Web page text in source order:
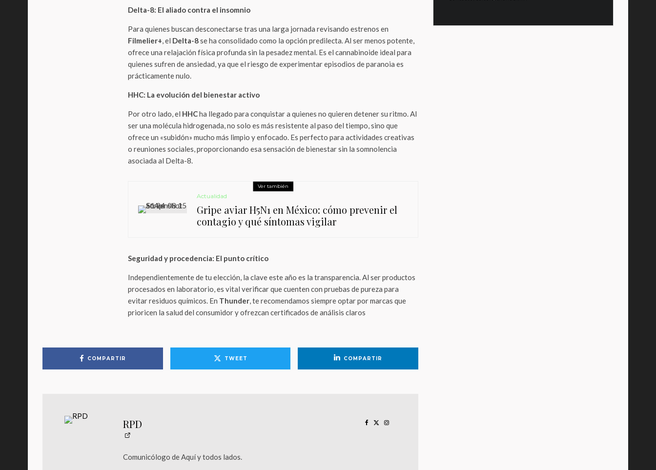
Delta-8: El aliado contra el insomnio
Para quienes buscan desconectarse tras una larga jornada revisando estrenos en
Filmelier+, el Delta-8se ha consolidado como la opción predilecta. Al ser menos potente,
ofrece una relajación física profunda sin la pesadez mental. Es el cannabinoide ideal para
quienes sufren de ansiedad, ya que el riesgo de experimentar episodios de paranoia es
prácticamente nulo.
HHC: La evolución del bienestar activo
Por otro lado, el HHCha llegado para conquistar a quienes no quieren detener su ritmo. Al
ser una molécula hidrogenada, no solo es más resistente al paso del tiempo, sino que
ofrece un «subidón» mucho más limpio y enfocado. Es perfecto para actividades creativas
o reuniones sociales, proporcionando esa sensación de bienestar sin la somnolencia
asociada al Delta-8.
Ver también
Actualidad
Gripe aviar H5N1 en México: cómo prevenir el
contagio y qué síntomas vigilar
Seguridad y procedencia: El punto crítico
Independientemente de tu elección, la clave este año es la transparencia. Al ser productos
procesados en laboratorio, es vital verificar que cuenten con pruebas de pureza para
evitar residuos químicos. En Thunder, te recomendamos siempre optar por marcas que
prioricen la salud del consumidor y ofrezcan certificados de análisis claros
COMPARTIR TWEET COMPARTIR
RPD
Comunicólogo de Aquí y todos lados.